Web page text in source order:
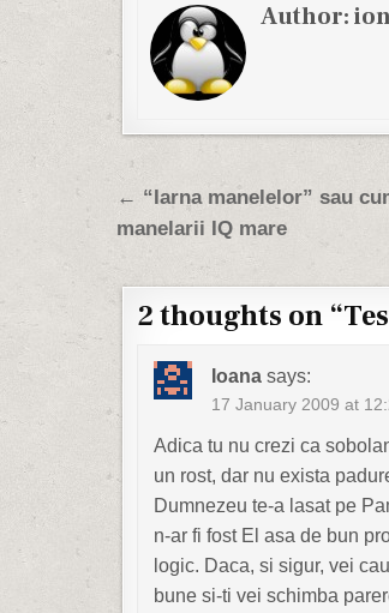
Author:
Post navigation
← “Iarna manelelor” sau
manelarii IQ mare
2 thoughts on “
Ioana says:
17 January 2009 at
Adica tu nu crezi ca
un rost, dar nu exista
Dumnezeu te-a lasat pe
n-ar fi fost El asa de bun
logic. Daca, si sigur, vei
bune si-ti vei schimba